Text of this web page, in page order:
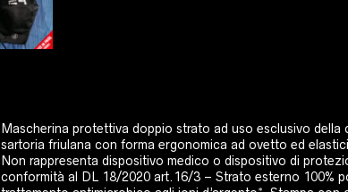
Mascherina protettiva doppio strato ad uso esclusivo della
sartoria friulana con forma ergonomica ad ovetto ed
Non rappresenta dispositivo medico o dispositivo di
conformità al DL 18/2020 art.16/3 – Strato esterno 100%